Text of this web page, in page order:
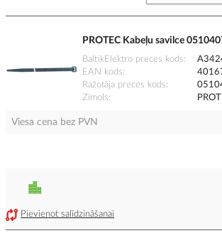
PROTEC Kabeļu savilce
BaltikElektro preces kods
EAN kods
Ražotāja preces kods
Zīmols
Viesa cena bez PVN
Pievienot salīdzināšanai